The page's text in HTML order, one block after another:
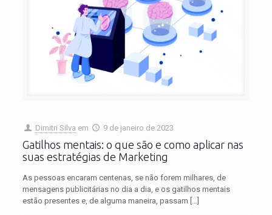
Dimitri Silva em 9 de janeiro de 2023
Gatilhos mentais: o que são e como aplicar nas
suas estratégias de Marketing
As pessoas encaram centenas, se não forem milhares, de
mensagens publicitárias no dia a dia, e os gatilhos mentais
estão presentes e, de alguma maneira, passam […]